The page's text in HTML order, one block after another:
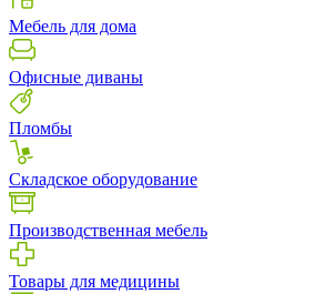
Мебель для дома
Офисные диваны
Пломбы
Складское оборудование
Производственная мебель
Товары для медицины